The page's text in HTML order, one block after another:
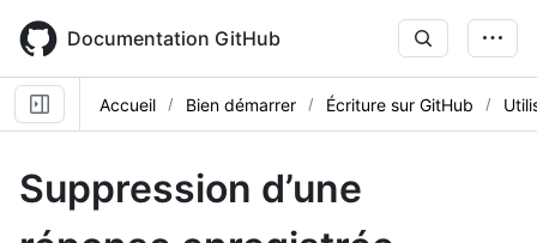
main
content
Documentation GitHub
Accueil Bien démarrer Écriture sur GitHub
Suppression d’une